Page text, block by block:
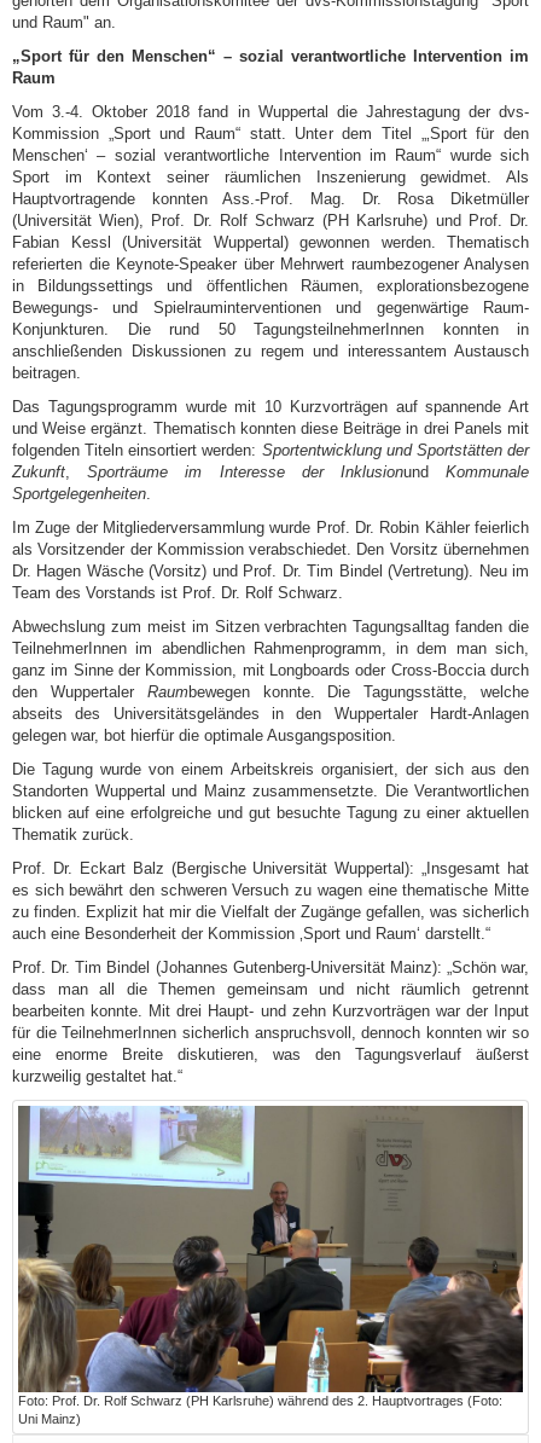
und Raum" an.
„Sport für den Menschen“ – sozial verantwortliche Intervention im
Raum
Vom 3.-4. Oktober 2018 fand in Wuppertal die Jahrestagung der dvs-
Kommission „Sport und Raum“ statt. Unter dem Titel „‚Sport für den
Menschen‘ – sozial verantwortliche Intervention im Raum“ wurde sich
Sport im Kontext seiner räumlichen Inszenierung gewidmet. Als
Hauptvortragende konnten Ass.-Prof. Mag. Dr. Rosa Diketmüller
(Universität Wien), Prof. Dr. Rolf Schwarz (PH Karlsruhe) und Prof. Dr.
Fabian Kessl (Universität Wuppertal) gewonnen werden. Thematisch
referierten die Keynote-Speaker über Mehrwert raumbezogener Analysen
in Bildungssettings und öffentlichen Räumen, explorationsbezogene
Bewegungs- und Spielrauminterventionen und gegenwärtige Raum-
Konjunkturen. Die rund 50 TagungsteilnehmerInnen konnten in
anschließenden Diskussionen zu regem und interessantem Austausch
beitragen.
Das Tagungsprogramm wurde mit 10 Kurzvorträgen auf spannende Art
und Weise ergänzt. Thematisch konnten diese Beiträge in drei Panels mit
folgenden Titeln einsortiert werden: Sportentwicklung und Sportstätten der
Zukunft,Sporträume im Interesse der InklusionundKommunale
Sportgelegenheiten.
Im Zuge der Mitgliederversammlung wurde Prof. Dr. Robin Kähler feierlich
als Vorsitzender der Kommission verabschiedet. Den Vorsitz übernehmen
Dr. Hagen Wäsche (Vorsitz) und Prof. Dr. Tim Bindel (Vertretung). Neu im
Team des Vorstands ist Prof. Dr. Rolf Schwarz.
Abwechslung zum meist im Sitzen verbrachten Tagungsalltag fanden die
TeilnehmerInnen im abendlichen Rahmenprogramm, in dem man sich,
ganz im Sinne der Kommission, mit Longboards oder Cross-Boccia durch
den Wuppertaler Raumbewegen konnte. Die Tagungsstätte, welche
abseits des Universitätsgeländes in den Wuppertaler Hardt-Anlagen
gelegen war, bot hierfür die optimale Ausgangsposition.
Die Tagung wurde von einem Arbeitskreis organisiert, der sich aus den
Standorten Wuppertal und Mainz zusammensetzte. Die Verantwortlichen
blicken auf eine erfolgreiche und gut besuchte Tagung zu einer aktuellen
Thematik zurück.
Prof. Dr. Eckart Balz (Bergische Universität Wuppertal): „Insgesamt hat
es sich bewährt den schweren Versuch zu wagen eine thematische Mitte
zu finden. Explizit hat mir die Vielfalt der Zugänge gefallen, was sicherlich
auch eine Besonderheit der Kommission ‚Sport und Raum‘ darstellt.“
Prof. Dr. Tim Bindel (Johannes Gutenberg-Universität Mainz): „Schön war,
dass man all die Themen gemeinsam und nicht räumlich getrennt
bearbeiten konnte. Mit drei Haupt- und zehn Kurzvorträgen war der Input
für die TeilnehmerInnen sicherlich anspruchsvoll, dennoch konnten wir so
eine enorme Breite diskutieren, was den Tagungsverlauf äußerst
kurzweilig gestaltet hat.“
Foto: Prof. Dr. Rolf Schwarz (PH Karlsruhe) während des 2. Hauptvortrages (Foto:
Uni Mainz)